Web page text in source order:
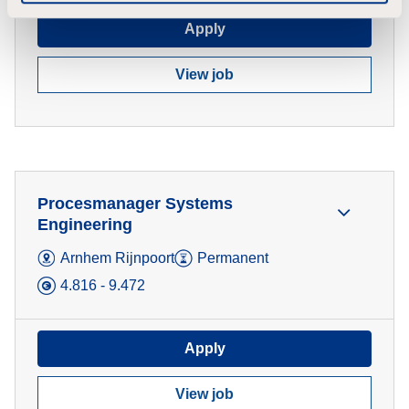
Apply
View job
Procesmanager Systems
Engineering
Arnhem Rijnpoort
Permanent
4.816 - 9.472
Apply
View job